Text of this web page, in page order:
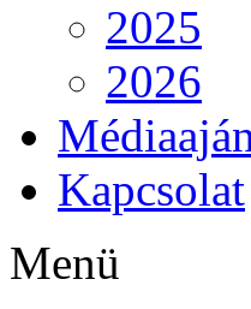
2025
2026
Kapcsolat
Menü